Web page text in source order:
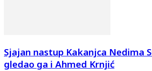
Sjajan nastup Kakanjca Nedima
gledao ga i Ahmed Krnjić